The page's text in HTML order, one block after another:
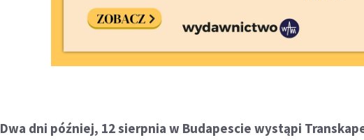
Dwa dni później, 12 sierpnia w Budapescie wystąpi